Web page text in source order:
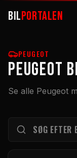
BILPORTALEN
BILER
GUIDES
ARTIKLER
PEUGEOT
Peugeot
Se alle Peugeot